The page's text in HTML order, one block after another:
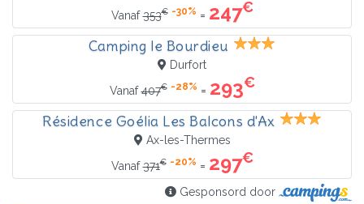
Vanaf353€ -30% = 247€
Camping le Bourdieu
Durfort
Vanaf407€ -28% = 293€
Résidence Goélia Les Balcons d'Ax
Ax-les-Thermes
Vanaf371€ -20% = 297€
Gesponsord door